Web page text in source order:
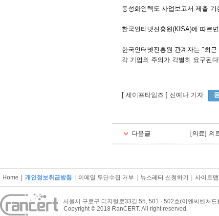
동성화인텍도 사업보고서 제출
한국인터넷진흥원(KISA)에 따르
한국인터넷진흥원 관계자는 "최
각 기업의 주의가 각별히 요구된
[ 세이프타임즈 ] 신예나 기자
다음글 [의료] 의
Home | 개인정보취급방침 | 이메일 무단수집 거부 | 뉴스레터 신청하기 | 사이트맵
서울시 구로구 디지털로33길 55, 501 · 502호(이앤씨벤처드
Copyright © 2018 RanCERT. All right reserved.